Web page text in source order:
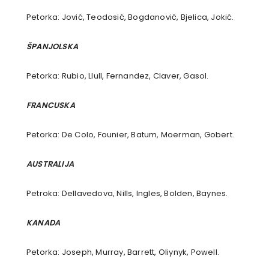
Petorka: Jović, Teodosić, Bogdanović, Bjelica, Jokić.
ŠPANJOLSKA
Petorka: Rubio, Llull, Fernandez, Claver, Gasol.
FRANCUSKA
Petorka: De Colo, Founier, Batum, Moerman, Gobert.
AUSTRALIJA
Petroka: Dellavedova, Nills, Ingles, Bolden, Baynes.
KANADA
Petorka: Joseph, Murray, Barrett, Oliynyk, Powell.